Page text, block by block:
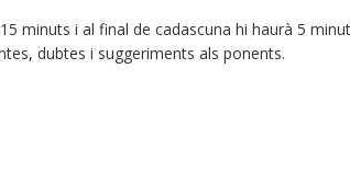
minuts i al final de cadascuna hi haurà 5
dubtes i suggeriments als ponents.